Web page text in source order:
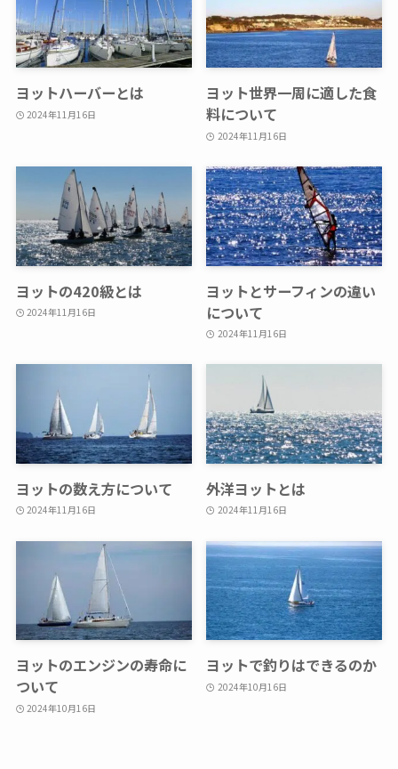
ヨットハーバーとは
2024年11月16日
ヨット世界一周に適した食
料について
2024年11月16日
ヨットの420級とは
2024年11月16日
ヨットとサーフィンの違い
について
2024年11月16日
ヨットの数え方について
2024年11月16日
外洋ヨットとは
2024年11月16日
ヨットのエンジンの寿命に
ついて
2024年10月16日
ヨットで釣りはできるのか
2024年10月16日